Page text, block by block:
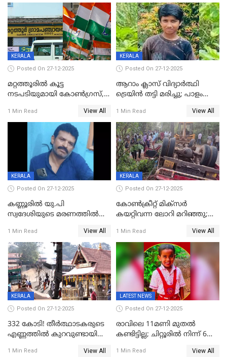
കസ്റ്റഡിയിൽ
KERALA
Posted On 27-12-2025
മറ്റത്തൂരിൽ കൂട്ട
നടപടിയുമായി കോണ്‍ഗ്രസ്,
എട്ട് പേര്‍ ഉള്‍പ്പെടെ
പത്തുപേരെ പുറത്താക്കി,
ചൊവ്വന്നൂരിലും നടപടി
1 Min Read View All
KERALA
Posted On 27-12-2025
ആറാം ക്ലാസ് വിദ്യാർത്ഥി
ട്രെയിൻ തട്ടി മരിച്ചു; പാളം
അപകടം മലപ്പുറത്ത്
1 Min Read View All
KERALA
Posted On 27-12-2025
കണ്ണൂരിൽ യു.പി
സ്വദേശിയുടെ മരണത്തിൽ
കേസ്; തർക്കമുണ്ടായത്
ഫേഷ്യലിന് 300 രൂപ
ആവശ്യപ്പെട്ടതിനെച്ചൊല്ലി
1 Min Read View All
KERALA
Posted On 27-12-2025
കോണ്‍ക്രീറ്റ് മിക്‌സര്‍
കയറ്റിവന്ന ലോറി മറിഞ്ഞു;
അപകടം കണ്ണൂരിൽ
1 Min Read View All
KERALA
Posted On 27-12-2025
332 കോടി! തീർത്ഥാടകരുടെ
എണ്ണത്തിൽ കുറവുണ്ടായിട്ടും
കുതിച്ചുയരുന്നു
1 Min Read View All
LATEST NEWS
Posted On 27-12-2025
രാവിലെ 11മണി മുതൽ
കണ്ടിട്ടില്ല; ചിറ്റൂരിൽ നിന്ന് 6
1 Min Read View All